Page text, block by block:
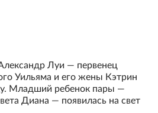
Луи — первенец
Уильяма и его жены Кэтрин
Младший ребенок пары —
Диана — появилась на свет